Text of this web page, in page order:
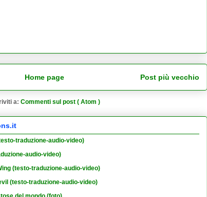
Post più vecchio
Home page
a: Commenti sul post ( Atom )
traduzione-audio-video)
audio-video)
(testo-traduzione-audio-video)
(testo-traduzione-audio-video)